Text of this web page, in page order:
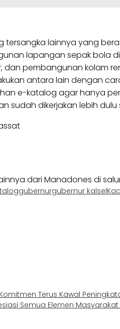
tersangka lainnya yang
lapangan sepak bola di
dan pembangunan kolam
antara lain dengan
e-katalog agar hanya
sudah dikerjakan lebih
dari Manadones di
gubernurgubernur kalsel
Terus Kawal
Semua Elemen